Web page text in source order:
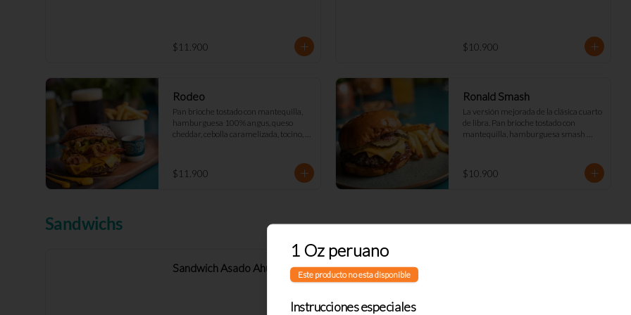
$11.900 $10.900
Rodeo
Pan brioche tostado con mantequilla,
hamburguesa 100% angus, queso
cheddar, cebolla caramelizada, tocino,
$11.900
Ronald Smash
La versión mejorada de la clásica cuarto
de libra. Pan brioche tostado con
mantequilla, hamburguesa smash
pepinillos caseros. Pidela doble!
$10.900
Sandwichs
Sandwich Asado Ahumado
1 Oz peruano
Este producto no esta disponible
Instrucciones especiales